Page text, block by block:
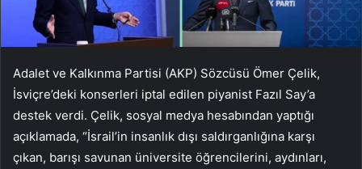
Adalet ve Kalkınma Partisi (AKP) Sözcüsü Ömer Çelik,
İsviçre’deki konserleri iptal edilen piyanist Fazıl Say’a
destek verdi. Çelik, sosyal medya hesabından yaptığı
açıklamada, “İsrail’in insanlık dışı saldırganlığına karşı
çıkan, barışı savunan üniversite öğrencilerini, aydınları,